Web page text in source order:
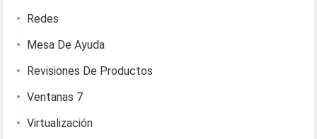
Redes
Mesa De Ayuda
Revisiones De Productos
Ventanas 7
Virtualización